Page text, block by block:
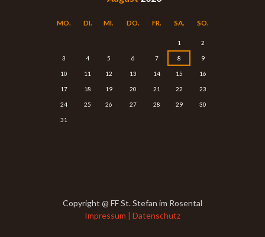
MO. DI. MI. DO. FR. SA. SO.
1 2
3 4 5 6 7 8 9
10 11 12 13 14 15 16
17 18 19 20 21 22 23
24 25 26 27 28 29 30
31
Copyright @ FF St. Stefan im Rosental
Impressum | Datenschutz